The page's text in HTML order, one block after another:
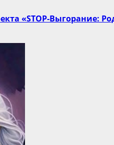
«STOP-Выгорание: